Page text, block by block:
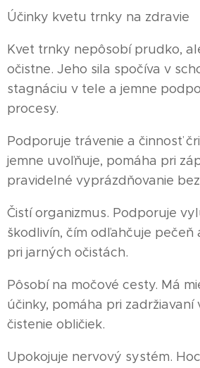
Účinky kvetu trnky na zdravie
Kvet trnky nepôsobí prudko,
očistne. Jeho sila spočíva v
stagnáciu v tele a jemne
procesy.
Podporuje trávenie a činnosť
jemne uvoľňuje, pomáha pri
pravidelné vyprázdňovanie
Čistí organizmus. Podporuje
škodlivín, čím odľahčuje pečeň
pri jarných očistách.
Pôsobí na močové cesty. Má
účinky, pomáha pri
čistenie obličiek.
Upokojuje nervový systém.